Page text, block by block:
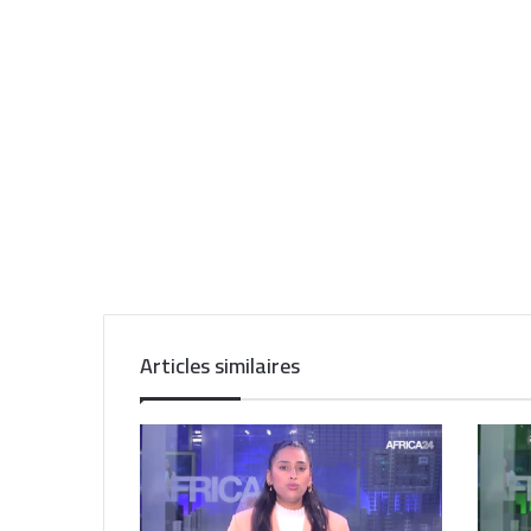
Articles similaires